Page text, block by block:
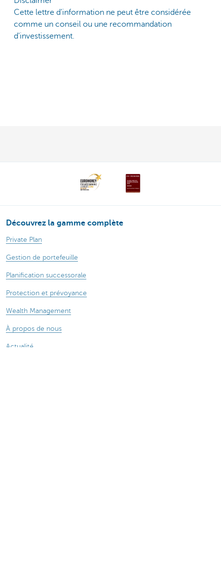
Cette lettre d'information ne peut être considérée
comme un conseil ou une recommandation
d'investissement.
Découvrez la gamme complète
Private Plan
Gestion de portefeuille
Planification successorale
Protection et prévoyance
Wealth Management
À propos de nous
Actualité